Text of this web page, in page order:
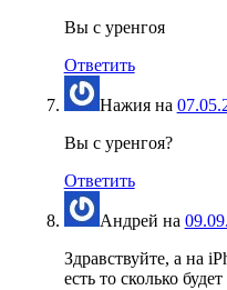
Вы с уренгоя
Ответить
Нажияна
Вы с уренгоя?
Ответить
Андрей на
Здравствуйте, а на
есть то сколько